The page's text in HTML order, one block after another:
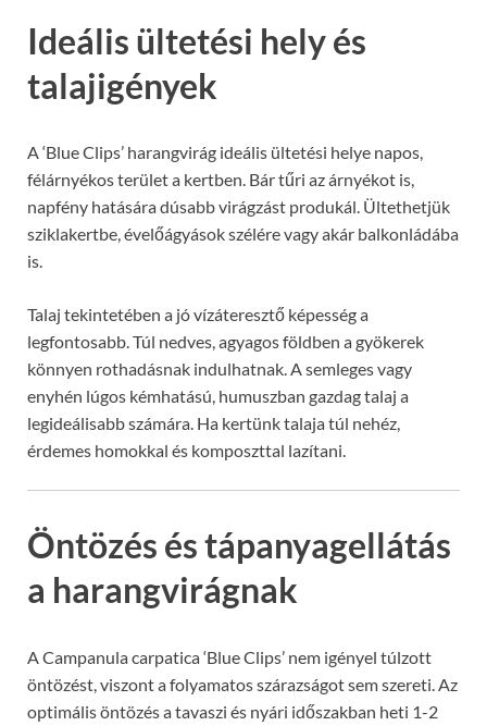
Ideális ültetési hely és
talajigények
A ‘Blue Clips’ harangvirág ideális ültetési helye napos,
félárnyékos terület a kertben. Bár tűri az árnyékot is,
napfény hatására dúsabb virágzást produkál. Ültethetjük
sziklakertbe, évelőágyások szélére vagy akár balkonládába
is.
Talaj tekintetében a jó vízáteresztő képesség a
legfontosabb. Túl nedves, agyagos földben a gyökerek
könnyen rothadásnak indulhatnak. A semleges vagy
enyhén lúgos kémhatású, humuszban gazdag talaj a
legideálisabb számára. Ha kertünk talaja túl nehéz,
érdemes homokkal és komposzttal lazítani.
Öntözés és tápanyagellátás
a harangvirágnak
A Campanula carpatica ‘Blue Clips’ nem igényel túlzott
öntözést, viszont a folyamatos szárazságot sem szereti. Az
optimális öntözés a tavaszi és nyári időszakban heti 1-2